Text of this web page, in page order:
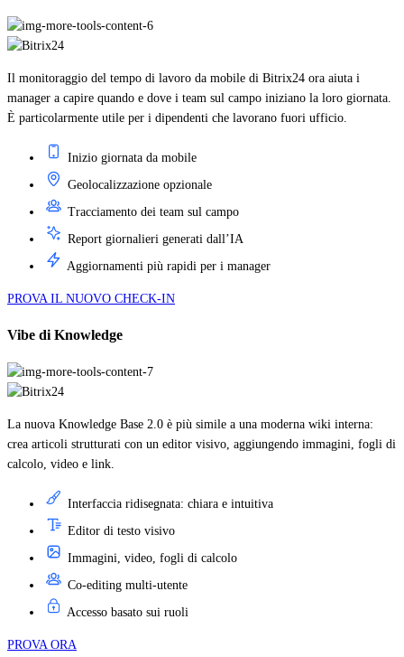
Il monitoraggio del tempo di lavoro da mobile di Bitrix24 ora aiuta i
manager a capire quando e dove i team sul campo iniziano la loro giornata.
È particolarmente utile per i dipendenti che lavorano fuori ufficio.
Inizio giornata da mobile
Geolocalizzazione opzionale
Tracciamento dei team sul campo
Report giornalieri generati dall’IA
Aggiornamenti più rapidi per i manager
PROVA IL NUOVO CHECK-IN
Vibe di Knowledge
La nuova Knowledge Base 2.0 è più simile a una moderna wiki interna:
crea articoli strutturati con un editor visivo, aggiungendo immagini, fogli di
calcolo, video e link.
Interfaccia ridisegnata: chiara e intuitiva
Editor di testo visivo
Immagini, video, fogli di calcolo
Co-editing multi-utente
Accesso basato sui ruoli
PROVA ORA